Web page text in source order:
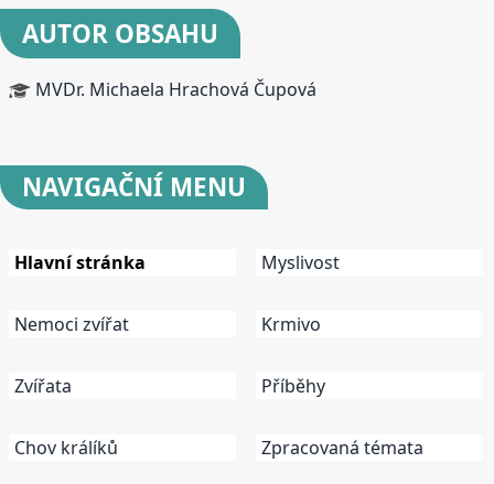
AUTOR OBSAHU
MVDr. Michaela Hrachová Čupová
NAVIGAČNÍ MENU
Hlavní stránka
Nemoci zvířat
Zvířata
Chov králíků
Myslivost
Krmivo
Příběhy
Zpracovaná témata